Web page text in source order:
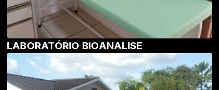
LABORATÓRIO BIOANALISE